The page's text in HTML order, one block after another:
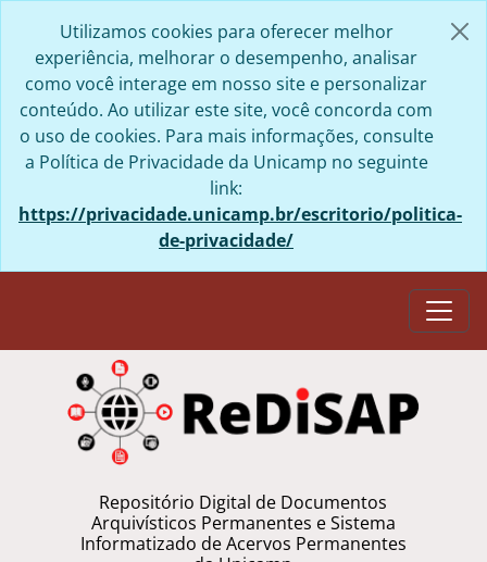
Utilizamos cookies para oferecer melhor
experiência, melhorar o desempenho, analisar
como você interage em nosso site e personalizar
conteúdo. Ao utilizar este site, você concorda com
o uso de cookies. Para mais informações, consulte
a Política de Privacidade da Unicamp no seguinte
link:
https://privacidade.unicamp.br/escritorio/politica-
de-privacidade/
Repositório Digital de Documentos
Arquivísticos Permanentes e Sistema
Informatizado de Acervos Permanentes